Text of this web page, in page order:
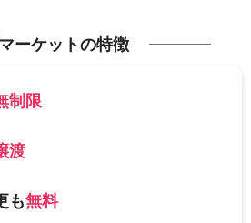
ーケットの特徴
制限
渡
も無料